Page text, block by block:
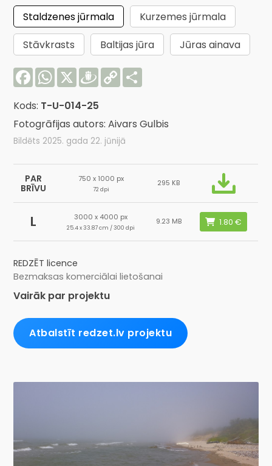
Staldzenes jūrmala
Kurzemes jūrmala
Stāvkrasts
Baltijas jūra
Jūras ainava
FacebookWhatsApp
X Draugiem
Copy
Link
Kods: T-U-014-25
Fotogrāfijas autors: Aivars Gulbis
Bildēts 2025. gada 22. jūnijā
PAR
BRĪVU
750 x 1000 px
72 dpi
295 KB
L 3000 x 4000 px
25.4 x 33.87 cm / 300 dpi
9.23 MB
REDZĒT licence
Bezmaksas komerciālai lietošanai
Vairāk par projektu
Atbalstīt redzet.lv projektu